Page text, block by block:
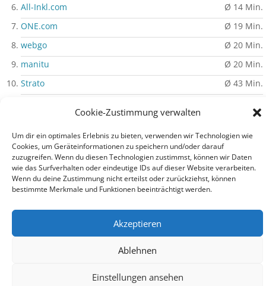
Cookie-Zustimmung verwalten
Um dir ein optimales Erlebnis zu bieten, verwenden wir Technologien wie
Cookies, um Geräteinformationen zu speichern und/oder darauf
zuzugreifen. Wenn du diesen Technologien zustimmst, können wir Daten
wie das Surfverhalten oder eindeutige IDs auf dieser Website verarbeiten.
Wenn du deine Zustimmung nicht erteilst oder zurückziehst, können
bestimmte Merkmale und Funktionen beeinträchtigt werden.
Akzeptieren
Ablehnen
Einstellungen ansehen
All-Inkl.com
Ø 14 Min.
ONE.com
Ø 19 Min.
webgo
Ø 20 Min.
manitu
Ø 20 Min.
Strato
Ø 43 Min.
Impressum|Datenschutz|Auf PHP-Einfach.de werben